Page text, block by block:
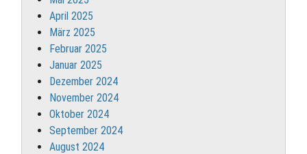
April 2025
März 2025
Februar 2025
Januar 2025
Dezember 2024
November 2024
Oktober 2024
September 2024
August 2024